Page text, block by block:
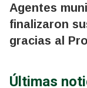
Agentes
finalizaron
gracias al
Últimas